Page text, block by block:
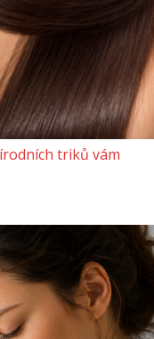
triků vám